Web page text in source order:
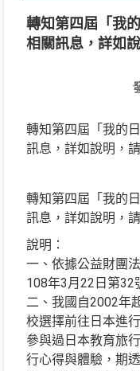
轉知第四屆「我
相關訊息，詳如
轉知第四屆「我的
訊息，詳如說明，
轉知第四屆「我的
訊息，詳如說明，
說明：
一、依據公益財團
108年3月22日第32
二、我國自2002年
校選擇前往日本進
參與過日本教育旅
行心得與體驗，期